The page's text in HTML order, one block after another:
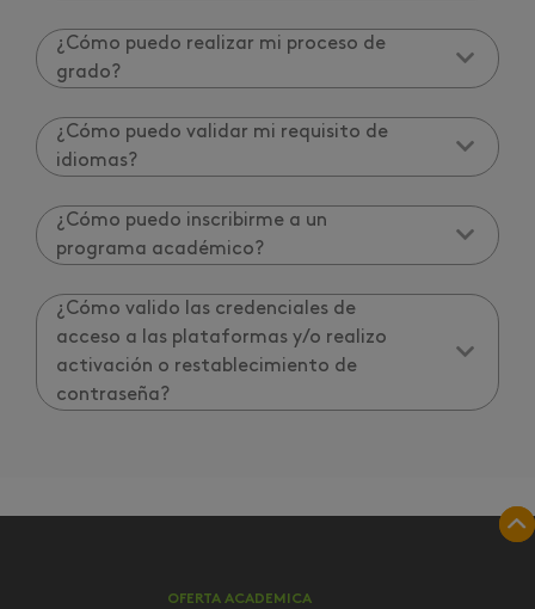
¿Cómo puedo realizar mi proceso de
grado?
¿Cómo puedo validar mi requisito de
idiomas?
¿Cómo puedo inscribirme a un
programa académico?
¿Cómo valido las credenciales de
acceso a las plataformas y/o realizo
activación o restablecimiento de
contraseña?
OFERTA ACADEMICA